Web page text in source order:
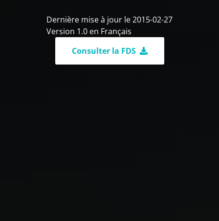
Dernière mise à jour le 2015-02-27
Version 1.0 en Français
Consulter la FDS